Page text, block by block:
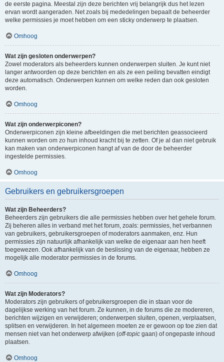
de eerste pagina. Meestal zijn deze berichten vrij belangrijk dus het lezen
ervan wordt aangeraden. Net zoals bij mededelingen bepaalt de beheerder
welke permissies je moet hebben om een sticky onderwerp te plaatsen.
Omhoog
Wat zijn gesloten onderwerpen?
Zowel moderators als beheerders kunnen onderwerpen sluiten. Je kunt niet
langer antwoorden op deze berichten en als ze een peiling bevatten eindigt
deze automatisch. Onderwerpen kunnen om welke reden dan ook gesloten
worden.
Omhoog
Wat zijn onderwerpiconen?
Onderwerpiconen zijn kleine afbeeldingen die met berichten geassocieerd
kunnen worden om zo hun inhoud kracht bij te zetten. Of je al dan niet gebruik
kan maken van onderwerpiconen hangt af van de door de beheerder
ingestelde permissies.
Omhoog
Gebruikers en gebruikersgroepen
Wat zijn Beheerders?
Beheerders zijn gebruikers die alle permissies hebben over het gehele forum.
Zij beheren alles in verband met het forum, zoals: permissies, het verbannen
van gebruikers, gebruikersgroepen of moderators aanmaken, enz. Hun
permissies zijn natuurlijk afhankelijk van welke de eigenaar aan hen heeft
toegewezen. Ook afhankelijk van de beslissing van de eigenaar, hebben ze
mogelijk alle moderator permissies in de forums.
Omhoog
Wat zijn Moderators?
Moderators zijn gebruikers of gebruikersgroepen die in staan voor de
dagelijkse werking van het forum. Ze kunnen, in de forums die ze modereren,
berichten wijzigen en verwijderen; onderwerpen sluiten, openen, verplaatsen,
splitsen en verwijderen. In het algemeen moeten ze er gewoon op toe zien dat
mensen niet van het onderwerp afwijken (off-topic gaan) of ongepaste inhoud
plaatsen.
Omhoog